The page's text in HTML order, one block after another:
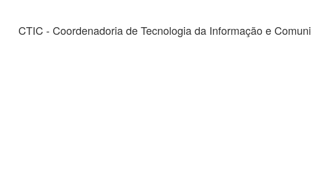
CTIC - Coordenadoria de Tecnologia da Informação e